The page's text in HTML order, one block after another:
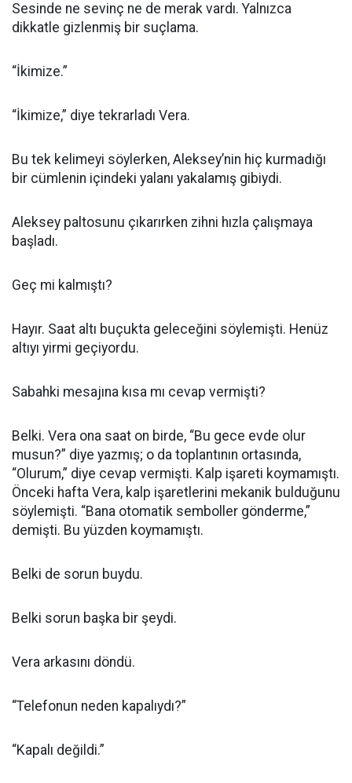
Sesinde ne sevinç ne de merak vardı. Yalnızca
dikkatle gizlenmiş bir suçlama.
“İkimize.”
“İkimize,” diye tekrarladı Vera.
Bu tek kelimeyi söylerken, Aleksey’nin hiç kurmadığı
bir cümlenin içindeki yalanı yakalamış gibiydi.
Aleksey paltosunu çıkarırken zihni hızla çalışmaya
başladı.
Geç mi kalmıştı?
Hayır. Saat altı buçukta geleceğini söylemişti. Henüz
altıyı yirmi geçiyordu.
Sabahki mesajına kısa mı cevap vermişti?
Belki. Vera ona saat on birde, “Bu gece evde olur
musun?” diye yazmış; o da toplantının ortasında,
“Olurum,” diye cevap vermişti. Kalp işareti koymamıştı.
Önceki hafta Vera, kalp işaretlerini mekanik bulduğunu
söylemişti. “Bana otomatik semboller gönderme,”
demişti. Bu yüzden koymamıştı.
Belki de sorun buydu.
Belki sorun başka bir şeydi.
Vera arkasını döndü.
“Telefonun neden kapalıydı?”
“Kapalı değildi.”